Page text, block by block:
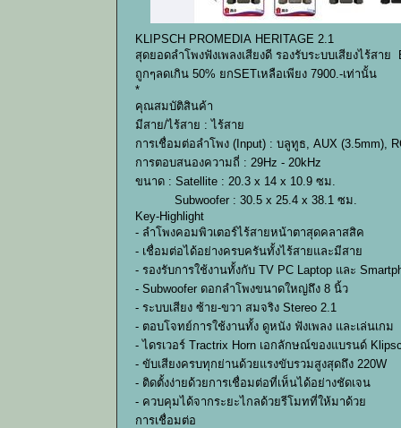
KLIPSCH PROMEDIA HERITAGE 2.1
สุดยอดลำโพงฟังเพลงเสียงดี รองรับระบบเสียงไร้สา
ถูกๆลดเกิน 50% ยกSETเหลือเพียง 7900.-เท่านั้น
*
คุณสมบัติสินค้า
มีสาย/ไร้สาย : ไร้สาย
การเชื่อมต่อลำโพง (Input) : บลูทูธ, AUX (3.5mm),
การตอบสนองความถี่ : 29Hz - 20kHz
ขนาด : Satellite : 20.3 x 14 x 10.9 ซม.
Subwoofer : 30.5 x 25.4 x 38.1 ซม.
Key-Highlight
- ลำโพงคอมพิวเตอร์ไร้สายหน้าตาสุดคลาสสิค
- เชื่อมต่อได้อย่างครบครันทั้งไร้สายและมีสาย
- รองรับการใช้งานทั้งกับ TV PC Laptop และ
- Subwoofer ดอกลำโพงขนาดใหญ่ถึง 8 นิ้ว
- ระบบเสียง ซ้าย-ขวา สมจริง Stereo 2.1
- ตอบโจทย์การใช้งานทั้ง ดูหนัง ฟังเพลง และเล่นเกม
- ไดรเวอร์ Tractrix Horn เอกลักษณ์ของแบรนด์
- ขับเสียงครบทุกย่านด้วยแรงขับรวมสูงสุดถึง 220W
- ติดตั้งง่ายด้วยการเชื่อมต่อที่เห็นได้อย่างชัดเจน
- ควบคุมได้จากระยะไกลด้วยรีโมทที่ให้มาด้วย
การเชื่อมต่อ